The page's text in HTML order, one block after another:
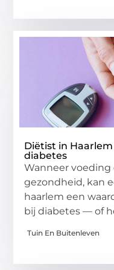
Diëtist in
diabetes
Wanneer voeding
gezondheid, kan
haarlem een
bij diabetes — of
Tuin En Buitenleven